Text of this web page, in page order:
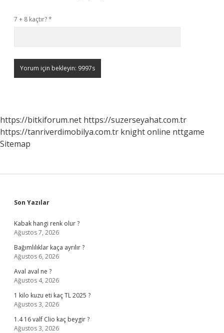
7 + 8 kaçtır?*
https://bitkiforum.net https://suzerseyahat.com.tr
https://tanriverdimobilya.com.tr knight online nttgame
Sitemap
Sidebar
Son Yazılar
Kabak hangi renk olur ?
Ağustos 7, 2026
Bağımlılıklar kaça ayrılır ?
Ağustos 6, 2026
Aval aval ne ?
Ağustos 4, 2026
1 kilo kuzu eti kaç TL 2025 ?
Ağustos 3, 2026
1.4 16 valf Clio kaç beygir ?
Ağustos 3, 2026